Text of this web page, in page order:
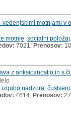
motnjami v
motnje socialni položaj
7021; Prenosov:
z anksioznostjo in s
nadzora
4614; Prenosov: